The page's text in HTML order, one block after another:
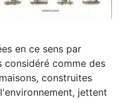
en ce sens par
comme des
construites
jettent